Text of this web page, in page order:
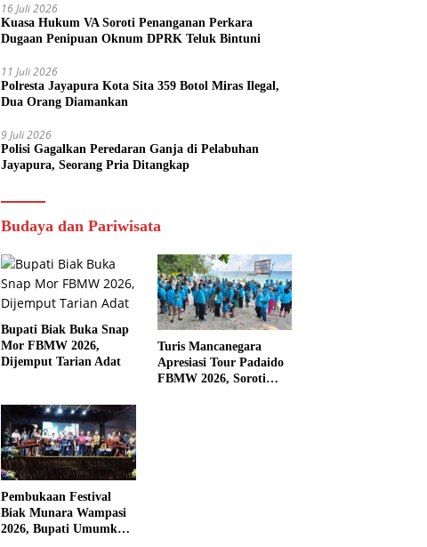
16 Juli 2026
Kuasa Hukum VA Soroti Penanganan Perkara
Dugaan Penipuan Oknum DPRK Teluk Bintuni
11 Juli 2026
Polresta Jayapura Kota Sita 359 Botol Miras Ilegal,
Dua Orang Diamankan
9 Juli 2026
Polisi Gagalkan Peredaran Ganja di Pelabuhan
Jayapura, Seorang Pria Ditangkap
Budaya dan Pariwisata
Bupati Biak Buka Snap
Mor FBMW 2026,
Dijemput Tarian Adat
Turis Mancanegara
Apresiasi Tour Padaido
FBMW 2026, Soroti
Pembukaan Festival
Biak Munara Wampasi
2026, Bupati Umumkan